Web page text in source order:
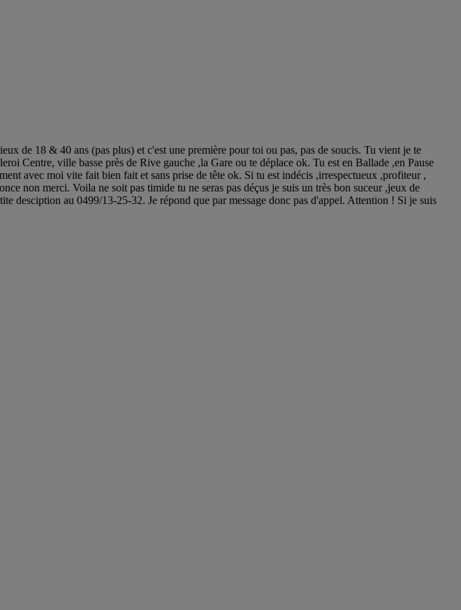
de 18 & 40 ans (pas plus) et c'est une première pour toi ou pas, pas de soucis. Tu vient je te
Centre, ville basse près de Rive gauche ,la Gare ou te déplace ok. Tu est en Ballade ,en Pause
avec moi vite fait bien fait et sans prise de tête ok. Si tu est indécis ,irrespectueux ,profiteur ,
non merci. Voila ne soit pas timide tu ne seras pas déçus je suis un très bon suceur ,jeux de
desciption au 0499/13-25-32. Je répond que par message donc pas d'appel. Attention ! Si je suis